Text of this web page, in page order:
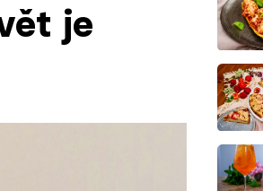
je
v Brně osmiletý